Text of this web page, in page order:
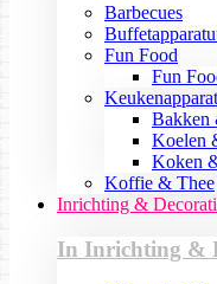
Barbecues
Fun Food
Fun
Bakken
Koelen
Koken
Koffie & Thee
Inrichting &
In Inrichting &